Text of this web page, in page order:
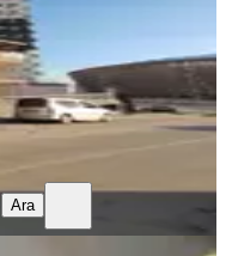
·07.08.2026
Ara